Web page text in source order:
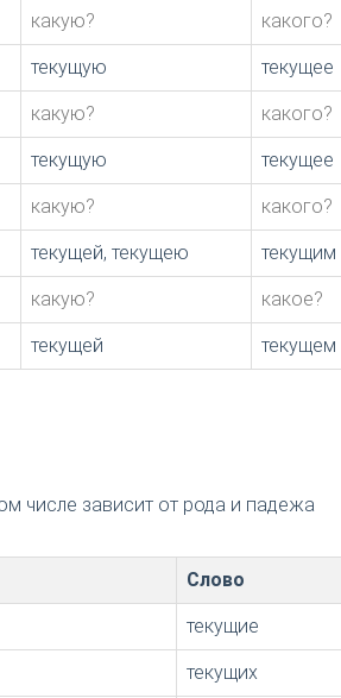
какую? какого?
текущую текущее
какую? какого?
текущую текущее
какую? какого?
текущей, текущею текущим
какую? какое?
текущей текущем
числе зависит от рода и падежа
Слово
текущие
текущих